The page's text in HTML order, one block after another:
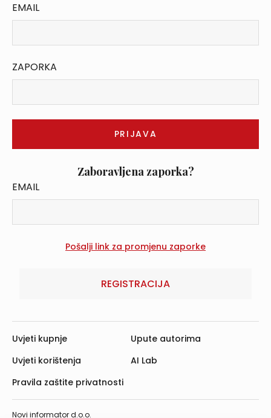
EMAIL
ZAPORKA
Zaboravljena zaporka?
EMAIL
REGISTRACIJA
Novi informator d.o.o.
Uvjeti kupnje
Uvjeti korištenja
Pravila zaštite privatnosti
Upute autorima
AI Lab